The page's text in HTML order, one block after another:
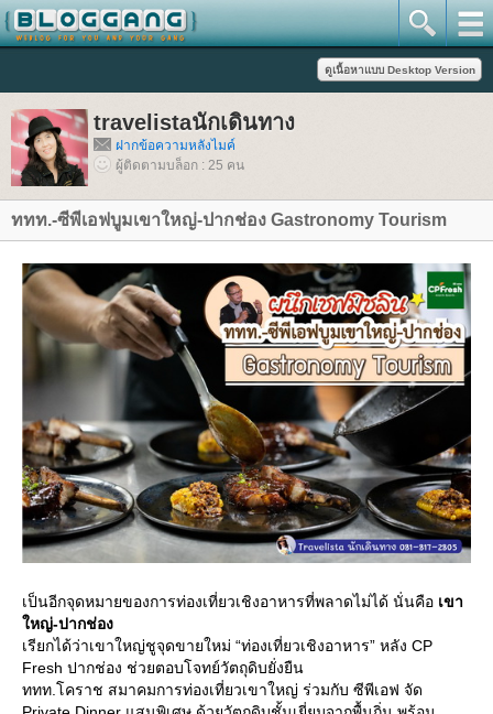
travelistaนักเดินทาง
ฝากข้อความหลังไมค์
ผู้ติดตามบล็อก : 25 คน
ททท.-ซีพีเอฟบูมเขาใหญ่-ปากช่อง Gastronomy Tourism
เป็นอีกจุดหมายของการท่องเที่ยวเชิงอาหารที่พลาดไม่ได้ นั่นคือ เขา
หญ่-ปากช่อง
เรียกได้ว่าเขาใหญ่ชูจุดขายใหม่ “ท่องเที่ยวเชิงอาหาร” หลัง CP
Fresh ปากช่อง ช่วยตอบโจทย์วัตถุดิบยั่งยืน
ททท.โคราช สมาคมการท่องเที่ยวเขาใหญ่ ร่วมกับ ซีพีเอฟ จัด